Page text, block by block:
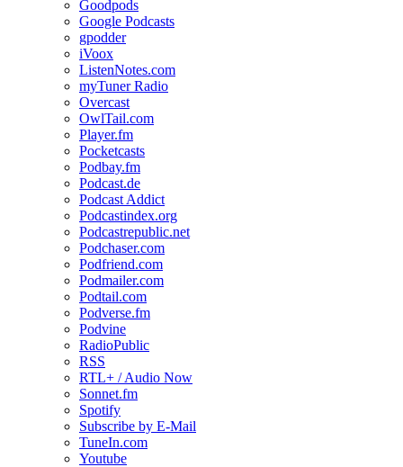
Goodpods
Google Podcasts
gpodder
iVoox
ListenNotes.com
myTuner Radio
Overcast
OwlTail.com
Player.fm
Pocketcasts
Podbay.fm
Podcast.de
Podcast Addict
Podcastindex.org
Podcastrepublic.net
Podchaser.com
Podfriend.com
Podmailer.com
Podtail.com
Podverse.fm
Podvine
RadioPublic
RSS
RTL+ / Audio Now
Sonnet.fm
Spotify
Subscribe by E-Mail
TuneIn.com
Youtube